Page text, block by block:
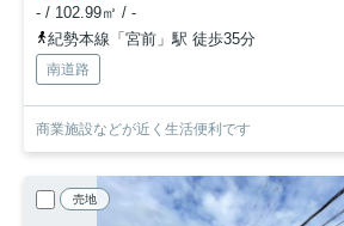
- / 102.99㎡ / -
紀勢本線「宮前」駅 徒歩35分
南道路
商業施設などが近く生活便利です
売地